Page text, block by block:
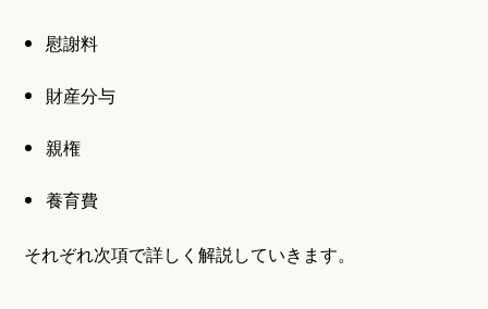
慰謝料
財産分与
親権
養育費
それぞれ次項で詳しく解説していきます。